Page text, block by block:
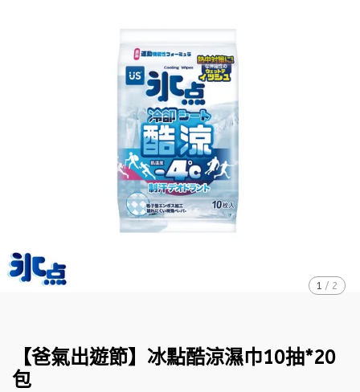
1 / 2
【爸氣出遊節】冰點酷涼濕巾10抽*20
包